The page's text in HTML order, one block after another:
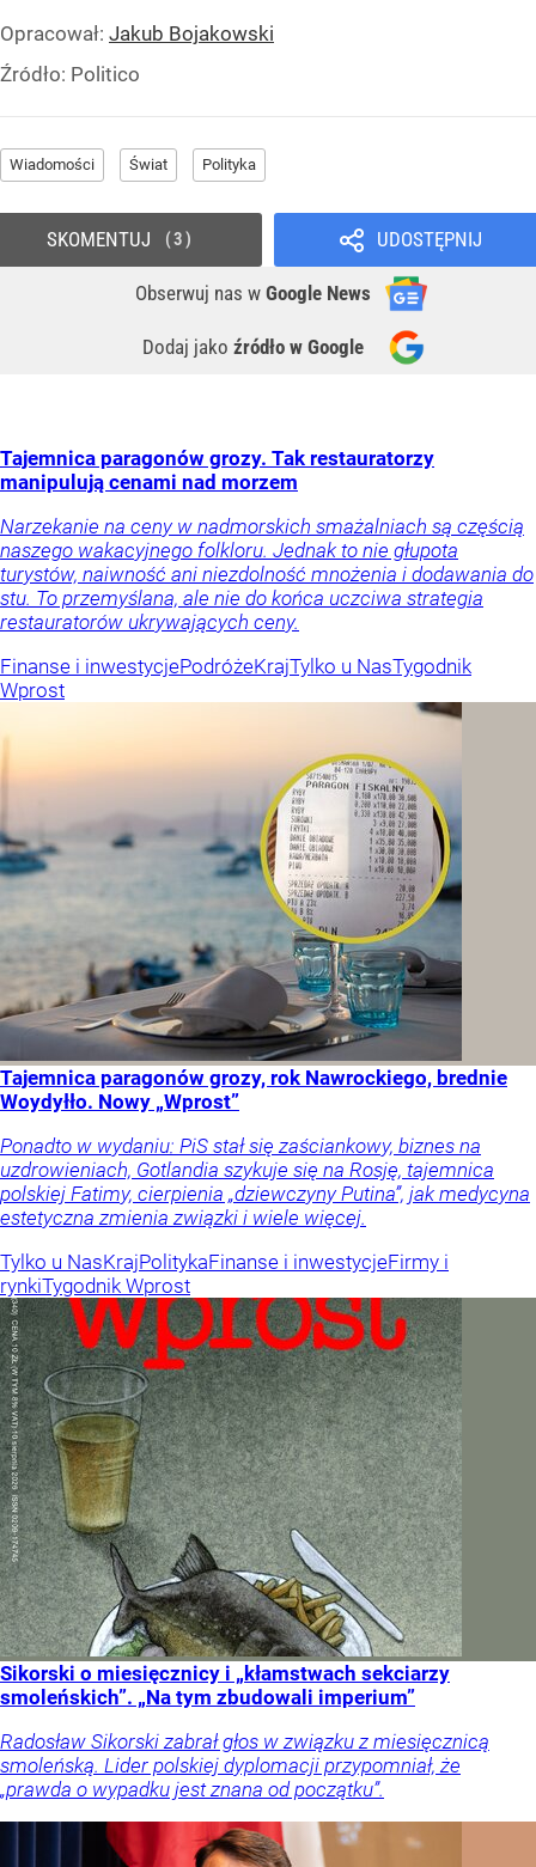
Opracował: Jakub Bojakowski
Źródło: Politico
Wiadomości Świat Polityka
UDOSTĘPNIJ
Obserwuj nas w Google News
Dodaj jako źródło w Google
SKOMENTUJ 3
Tajemnica paragonów grozy. Tak restauratorzy
manipulują cenami nad morzem
Narzekanie na ceny w nadmorskich smażalniach są częścią
naszego wakacyjnego folkloru. Jednak to nie głupota
turystów, naiwność ani niezdolność mnożenia i dodawania do
stu. To przemyślana, ale nie do końca uczciwa strategia
restauratorów ukrywających ceny.
Finanse i inwestycjePodróżeKrajTylko u NasTygodnik
Wprost
Tajemnica paragonów grozy, rok Nawrockiego, brednie
Woydyłło. Nowy „Wprost”
Ponadto w wydaniu: PiS stał się zaściankowy, biznes na
uzdrowieniach, Gotlandia szykuje się na Rosję, tajemnica
polskiej Fatimy, cierpienia „dziewczyny Putina”, jak medycyna
estetyczna zmienia związki i wiele więcej.
Tylko u NasKrajPolitykaFinanse i inwestycjeFirmy i
rynkiTygodnik Wprost
Sikorski o miesięcznicy i „kłamstwach sekciarzy
smoleńskich”. „Na tym zbudowali imperium”
Radosław Sikorski zabrał głos w związku z miesięcznicą
smoleńską. Lider polskiej dyplomacji przypomniał, że
„prawda o wypadku jest znana od początku”.